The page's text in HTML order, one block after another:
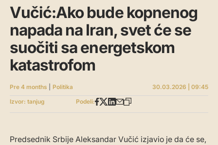
Vučić:Ako bude kopnenog
napada na Iran, svet će se
suočiti sa energetskom
katastrofom
Pre 4 months Politika
30.03.2026 | 09:45
Izvor: tanjug
Podeli:
Predsednik Srbije Aleksandar Vučić izjavio je da će se,